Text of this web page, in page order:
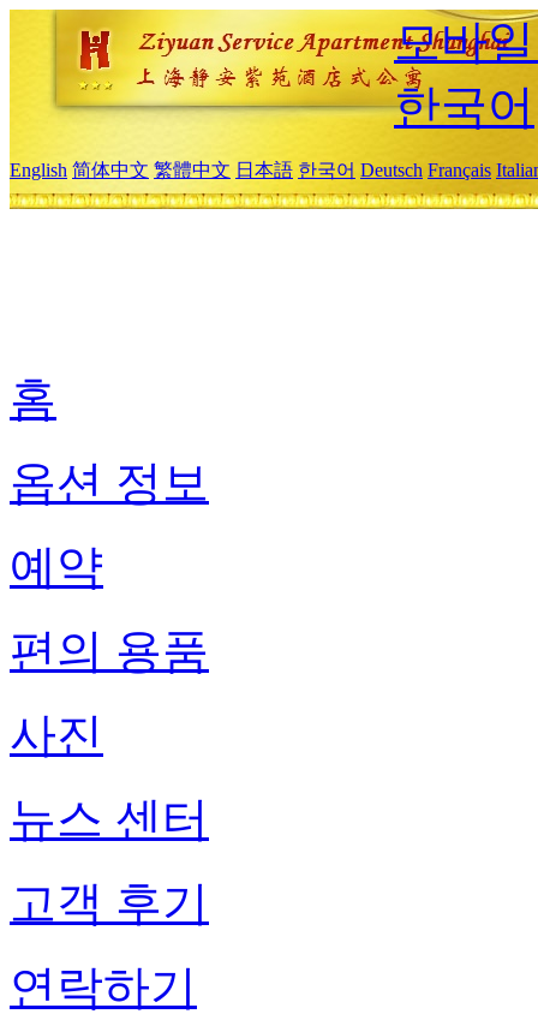
모바
한국어
English 简体中文 繁體中文 日本語 한국어 Deutsch Français
홈
옵션 정보
예약
편의 용품
사진
뉴스 센터
고객 후기
연락하기